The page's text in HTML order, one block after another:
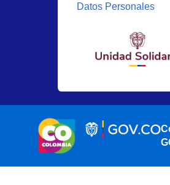
Datos Personales